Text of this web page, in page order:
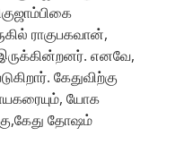
ராகுபகவான்,
இருக்கின்றனர். எனவே,
கேதுவிற்கு
யோக
தோஷம்